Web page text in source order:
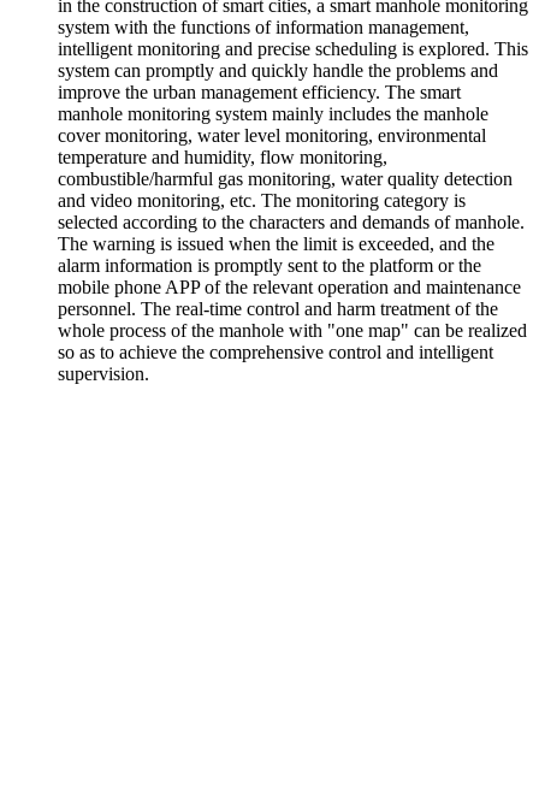
in the construction of smart cities, a smart manhole monitoring
system with the functions of information management,
intelligent monitoring and precise scheduling is explored. This
system can promptly and quickly handle the problems and
improve the urban management efficiency. The smart
manhole monitoring system mainly includes the manhole
cover monitoring, water level monitoring, environmental
temperature and humidity, flow monitoring,
combustible/harmful gas monitoring, water quality detection
and video monitoring, etc. The monitoring category is
selected according to the characters and demands of manhole.
The warning is issued when the limit is exceeded, and the
alarm information is promptly sent to the platform or the
mobile phone APP of the relevant operation and maintenance
personnel. The real-time control and harm treatment of the
whole process of the manhole with "one map" can be realized
so as to achieve the comprehensive control and intelligent
supervision.